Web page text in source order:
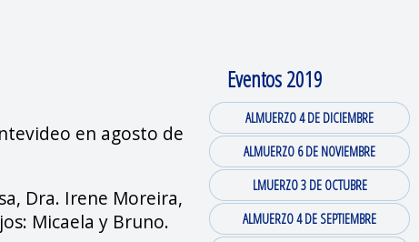
en agosto de
Dra. Irene Moreira,
Micaela y Bruno.
Eventos 2019
ALMUERZO 4 DE DICIEMBRE
ALMUERZO 6 DE NOVIEMBRE
LMUERZO 3 DE OCTUBRE
ALMUERZO 4 DE SEPTIEMBRE